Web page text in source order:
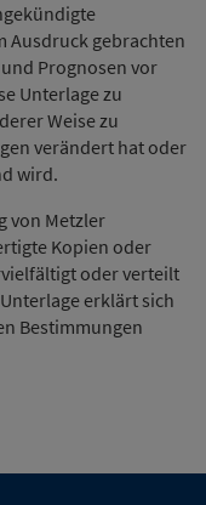
Ausdruck gebrachten
Prognosen vor
Unterlage zu
Weise zu
verändert hat oder
wird.
von Metzler
Kopien oder
oder verteilt
erklärt sich
Bestimmungen